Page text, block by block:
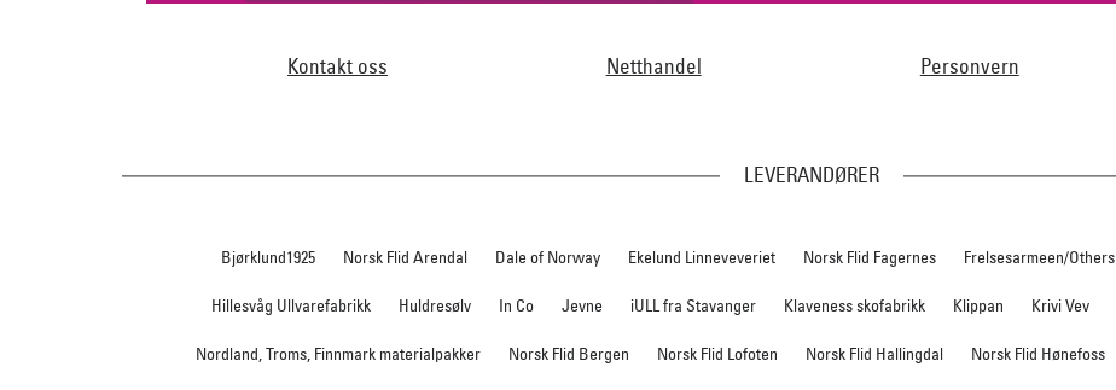
Kontakt oss Netthandel Personvern
LEVERANDØRER
Bjørklund1925 Norsk Flid Arendal Dale of Norway Ekelund Linneveveriet Norsk Flid Fagernes Frelsesarmeen/Others
Hillesvåg Ullvarefabrikk Huldresølv In Co Jevne iULL fra Stavanger Klaveness skofabrikk Klippan Krivi Vev
Nordland, Troms, Finnmark materialpakker Norsk Flid Bergen Norsk Flid Lofoten Norsk Flid Hallingdal Norsk Flid Hønefoss